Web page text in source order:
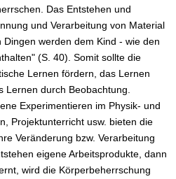
Das Entstehen und
und Verarbeitung von Material
werden dem Kind - wie den
(S. 40). Somit sollte die
Lernen fördern, das Lernen
Lernen durch Beobachtung.
Experimentieren im Physik- und
Projektunterricht usw. bieten die
Veränderung bzw. Verarbeitung
eigene Arbeitsprodukte, dann
wird die Körperbeherrschung